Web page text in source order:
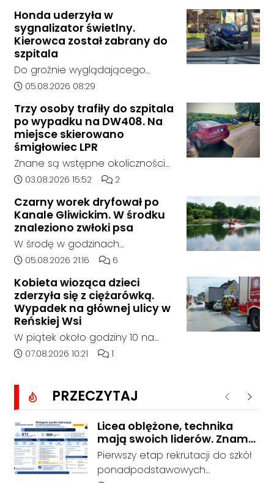
Kędzierzynie-Koźlu zakończył się
bez rozstrzygnięcia. Mimo
wcześniejszego zainteresowania
terenem ze strony sieci Dino, do
postępowania nie zgłosił się
żaden oferent.
Honda uderzyła w
sygnalizator świetlny.
Kierowca został zabrany do
szpitala
Do groźnie wyglądającego
zdarzenia drogowego doszło w
godziny 6:30 kierujący
samochodem marki Honda
zjechał z drogi i uderzył w
sygnalizator świetlny.
Data dodania artykułu:
05.08.2026 08:29
Trzy osoby trafiły do szpitala
po wypadku na DW408. Na
miejsce skierowano
śmigłowiec LPR
Znane są wstępne okoliczności
zdarzenia drogowego, do
14:30 na drodze wojewódzkiej nr
408 pomiędzy Starym Koźlem a
Bierawą.
Data dodania artykułu:
03.08.2026 15:52 Liczba komentarzy artykułu:
2
Czarny worek dryfował po
Kanale Gliwickim. W środku
znaleziono zwłoki psa
W środę w godzinach
popołudniowych służby zostały
Gliwicki po zgłoszeniu od
zaniepokojonego świadka.
Osoba zgłaszająca zauważyła
unoszący się na wodzie czarny
worek, którego zawartość
wzbudziła jej niepokój.
Data dodania artykułu:
05.08.2026 21:16 Liczba komentarzy artykułu:
6
Kobieta wioząca dzieci
zderzyła się z ciężarówką.
Wypadek na głównej ulicy w
Reńskiej Wsi
W piątek około godziny 10 na
ulicy Pawłowickiej w Reńskiej Wsi
samochodu osobowego i
ciężarówki. Droga w rejonie
zdarzenia jest całkowicie
zablokowana.
Data dodania artykułu:
07.08.2026 10:21 Liczba komentarzy artykułu:
1
PRZECZYTAJ Poprzednie
Licea oblężone, technika
mają swoich liderów. Znamy
wstępne wyniki rekrutacji do
szkół w powiecie
Pierwszy etap rekrutacji do szkół
ponadpodstawowych